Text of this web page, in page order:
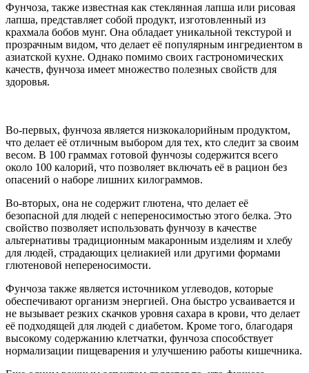
Фунчоза, также известная как стеклянная лапша или рисовая
лапша, представляет собой продукт, изготовленный из
крахмала бобов мунг. Она обладает уникальной текстурой и
прозрачным видом, что делает её популярным ингредиентом в
азиатской кухне. Однако помимо своих гастрономических
качеств, фунчоза имеет множество полезных свойств для
здоровья.
Во-первых, фунчоза является низкокалорийным продуктом,
что делает её отличным выбором для тех, кто следит за своим
весом. В 100 граммах готовой фунчозы содержится всего
около 100 калорий, что позволяет включать её в рацион без
опасений о наборе лишних килограммов.
Во-вторых, она не содержит глютена, что делает её
безопасной для людей с непереносимостью этого белка. Это
свойство позволяет использовать фунчозу в качестве
альтернативы традиционным макаронным изделиям и хлебу
для людей, страдающих целиакией или другими формами
глютеновой непереносимости.
Фунчоза также является источником углеводов, которые
обеспечивают организм энергией. Она быстро усваивается и
не вызывает резких скачков уровня сахара в крови, что делает
её подходящей для людей с диабетом. Кроме того, благодаря
высокому содержанию клетчатки, фунчоза способствует
нормализации пищеварения и улучшению работы кишечника.